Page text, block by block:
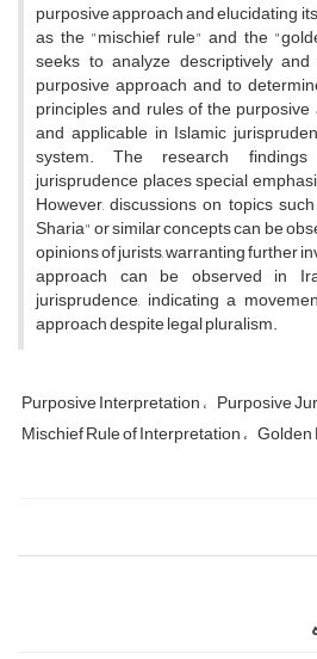
purposive approach and elucidating
as the "mischief rule" and the
seeks to analyze descriptively
purposive approach and to
principles and rules of the
and applicable in Islamic
system. The research
jurisprudence places special
However, discussions on topics
Sharia" or similar concepts can be
opinions of jurists, warranting further
approach can be observed in
jurisprudence, indicating a
approach despite legal pluralism.
Purposive Interpretation Purposive
Mischief Rule of Interpretation Golden